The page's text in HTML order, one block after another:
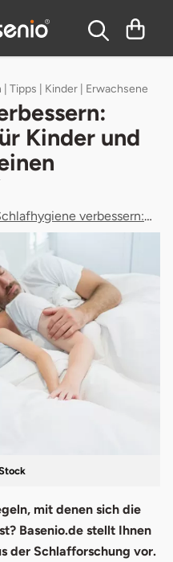
Tipps | Kinder | Erwachsene
Kinder und
verbessern: Regeln & ...
mit denen sich die
Basenio.de stellt Ihnen
der Schlafforschung vor.